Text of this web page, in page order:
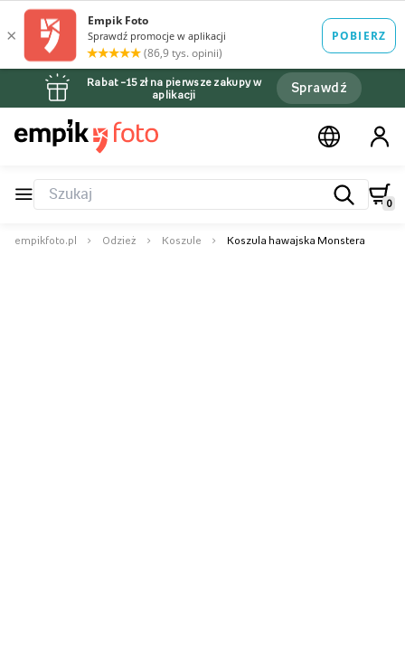
Rabat –15 zł na pierwsze zakupy w
aplikacji
Sprawdź
0
empikfoto.pl Odzież Koszule Koszula hawajska Monstera